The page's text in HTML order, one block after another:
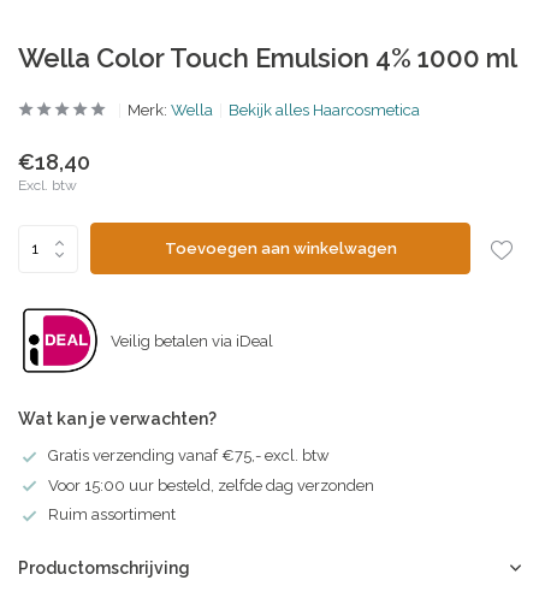
Wella Color Touch Emulsion 4% 1000 ml
Merk: Wella Bekijk alles Haarcosmetica
€18,40
Excl. btw
Toevoegen aan winkelwagen
Veilig betalen via iDeal
Wat kan je verwachten?
Gratis verzending vanaf €75,- excl. btw
Voor 15:00 uur besteld, zelfde dag verzonden
Ruim assortiment
Productomschrijving